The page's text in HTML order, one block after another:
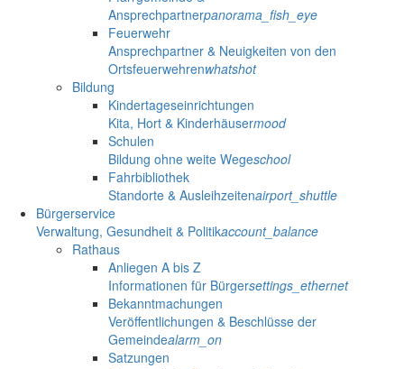
Ansprechpartnerpanorama_fish_eye
Feuerwehr
Ansprechpartner & Neuigkeiten von den
Ortsfeuerwehrenwhatshot
Bildung
Kindertageseinrichtungen
Kita, Hort & Kinderhäusermood
Schulen
Bildung ohne weite Wegeschool
Fahrbibliothek
Standorte & Ausleihzeitenairport_shuttle
Bürgerservice
Verwaltung, Gesundheit & Politikaccount_balance
Rathaus
Anliegen A bis Z
Informationen für Bürgersettings_ethernet
Bekanntmachungen
Veröffentlichungen & Beschlüsse der
Gemeindealarm_on
Satzungen